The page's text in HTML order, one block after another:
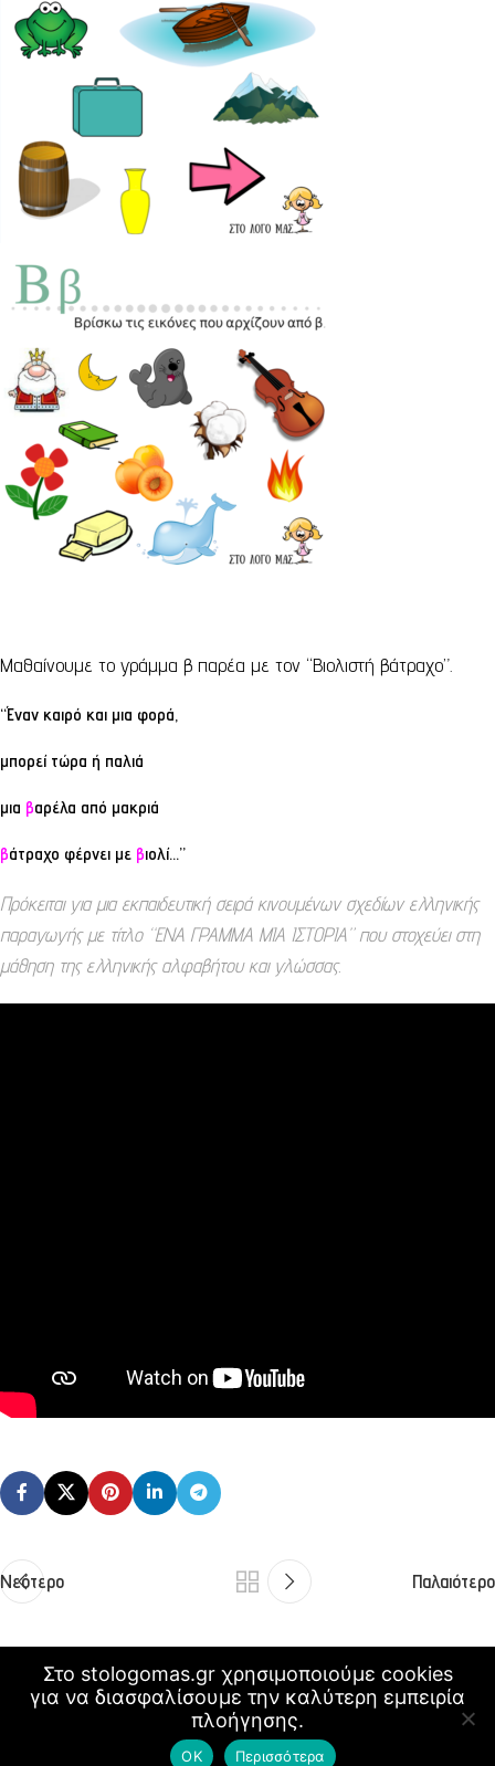
Μαθαίνουμε το γράμμα β παρέα με τον “Βιολιστή βάτραχο”.
“Έναν καιρό και μια φορά,
μπορεί τώρα ή παλιά
μια βαρέλα από μακριά
βάτραχο φέρνει με βιολί…”
Πρόκειται για μια εκπαιδευτική σειρά κινουμένων σχεδίων ελληνικής
παραγωγής με τίτλο “ΕΝΑ ΓΡΑΜΜΑ ΜΙΑ ΙΣΤΟΡΙΑ” που στοχεύει στη
μάθηση της ελληνικής αλφαβήτου και γλώσσας.
Νεότερο Παλαιότερο
© 2023 stologomas.gr | Design & Hosting byw3specialists.com
Στο stologomas.gr χρησιμοποιούμε cookies
για να διασφαλίσουμε την καλύτερη εμπειρία
πλοήγησης.
ΟΚ Περισσότερα